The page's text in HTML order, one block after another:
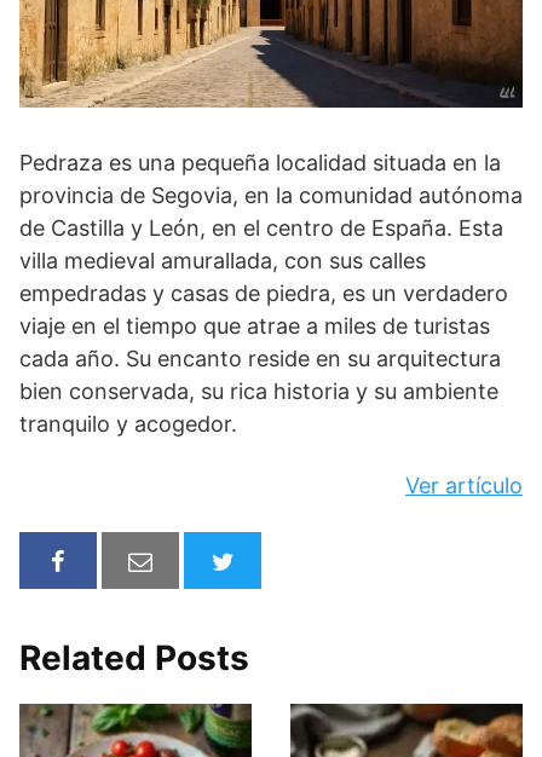
Pedraza es una pequeña localidad situada en la
provincia de Segovia, en la comunidad autónoma
de Castilla y León, en el centro de España. Esta
villa medieval amurallada, con sus calles
empedradas y casas de piedra, es un verdadero
viaje en el tiempo que atrae a miles de turistas
cada año. Su encanto reside en su arquitectura
bien conservada, su rica historia y su ambiente
tranquilo y acogedor.
Ver artículo
Related Posts